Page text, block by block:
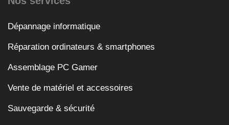
Dépannage informatique
Réparation ordinateurs & smartphones
Assemblage PC Gamer
Vente de matériel et accessoires
Sauvegarde & sécurité